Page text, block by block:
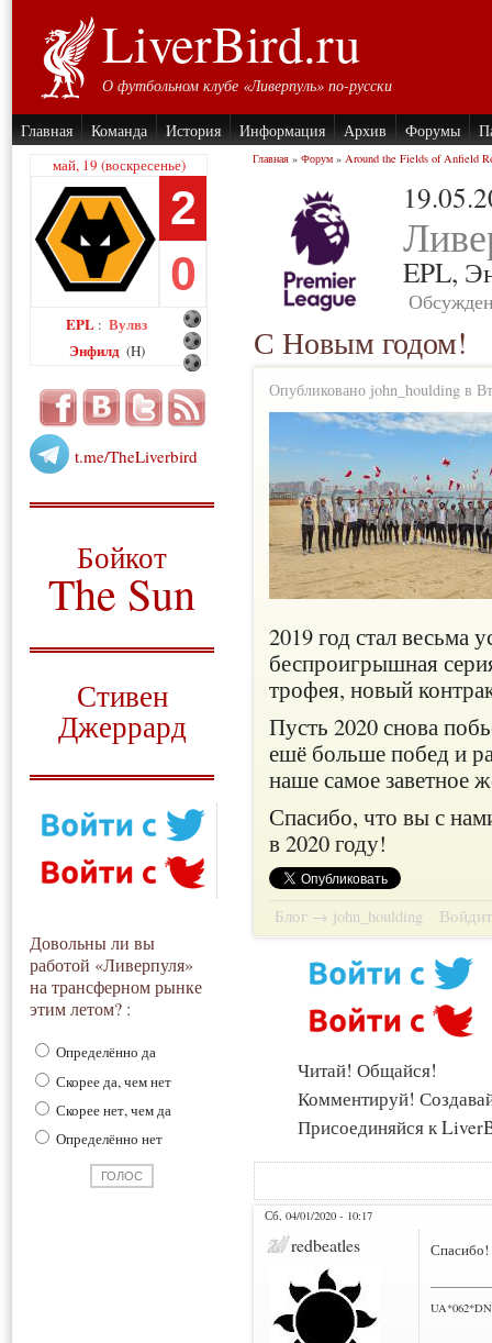
LiverBird.ru
О футбольном клубе «Ливерпуль» по-русски
Главная Команда История Информация Архив Форумы
май, 19 (воскресенье)
2
0
EPL : Вулвз
Энфилд (H)
t.me/TheLiverbird
Бойкот
The Sun
Стивен
Джеррард
Довольны ли вы
работой «Ливерпуля»
на трансферном рынке
этим летом? :
Определённо да
Скорее да, чем нет
Скорее нет, чем да
Определённо нет
Главная » Форум » Around the Fields of Anfield
EPL,
С Новым годом!
Опубликовано john_houlding в
2019 год стал весьма
беспроигрышная
трофея, новый
Пусть 2020 снова
ешё больше побед и
наше самое заветное
Спасибо, что вы с
в 2020 году!
Блог → john_houlding
Читай! Общайся!
Комментируй!
Присоединяйся к
Сб, 04/01/2020 - 10:17
redbeatles
UA*062*DN